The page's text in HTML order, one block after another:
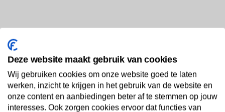
Deze website maakt gebruik van cookies
Wij gebruiken cookies om onze website goed te laten
werken, inzicht te krijgen in het gebruik van de website en
onze content en aanbiedingen beter af te stemmen op jouw
interesses. Ook zorgen cookies ervoor dat functies van